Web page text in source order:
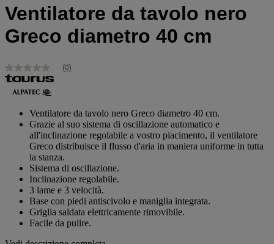
Ventilatore da tavolo nero
Greco diametro 40 cm
Nessuna
valutazione
Stesso
pagina.
(0)
Ventilatore da tavolo nero Greco diametro 40 cm.
Grazie al suo sistema di oscillazione automatico e
all'inclinazione regolabile a vostro piacimento, il ventilatore
Greco distribuisce il flusso d'aria in maniera uniforme in tutta
la stanza.
Sistema di oscillazione.
Inclinazione regolabile.
3 lame e 3 velocità.
Base con piedi antiscivolo e maniglia integrata.
Griglia saldata elettricamente rimovibile.
Facile da pulire.